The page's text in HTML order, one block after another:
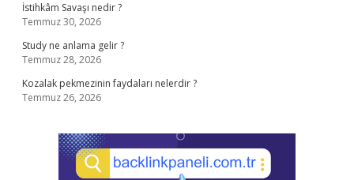
İstihkâm Savaşı nedir ?
Temmuz 30, 2026
Study ne anlama gelir ?
Temmuz 28, 2026
Kozalak pekmezinin faydaları nelerdir ?
Temmuz 26, 2026